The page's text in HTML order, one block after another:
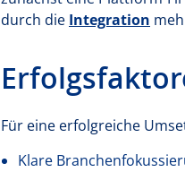
durch die Integration
Für eine erfolgreiche
Klare